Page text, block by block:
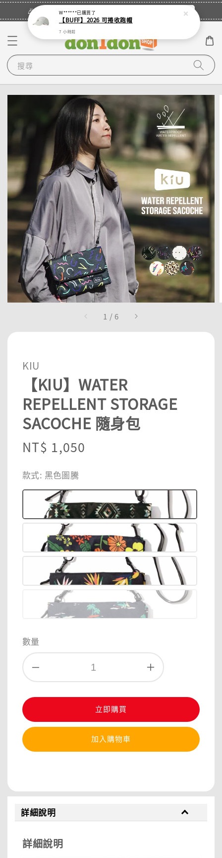
🎉登入會員・領取您的專屬折扣券！ 立即登入
搜尋
1 / 6
KIU
【KIU】WATER
REPELLENT STORAGE
SACOCHE 隨身包
Regular
NT$ 1,050
款式: 黑色圖騰
數量
立即購買
加入購物車
詳細說明
詳細說明
W******已購買了
【BUFF】2026 可捲收跑帽
7 小時前